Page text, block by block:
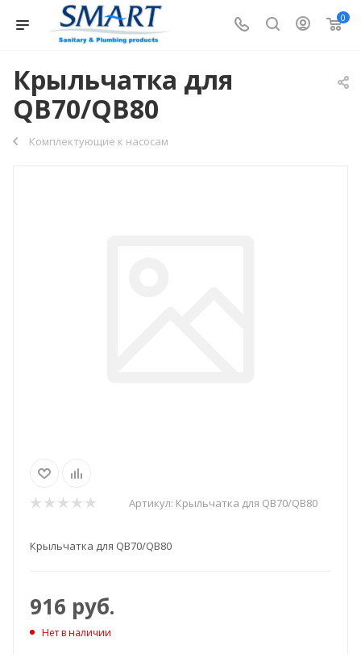
0
Крыльчатка для
QB70/QB80
Комплектующие к насосам
Артикул: Крыльчатка для QB70/QB80
Крыльчатка для QB70/QB80
916 руб.
Нет в наличии